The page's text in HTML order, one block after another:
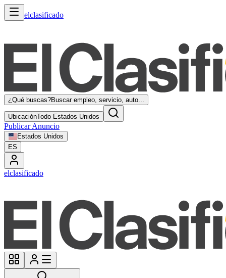
elclasificado
¿Qué buscas?Buscar empleo, servicio, auto...
UbicaciónTodo Estados Unidos
Publicar Anuncio
Estados Unidos
ES
elclasificado